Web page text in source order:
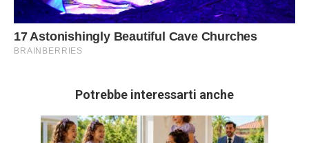
Potrebbe interessarti anche